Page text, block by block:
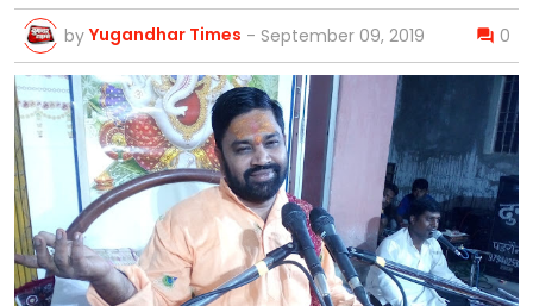
by Yugandhar Times - September 09, 2019 0